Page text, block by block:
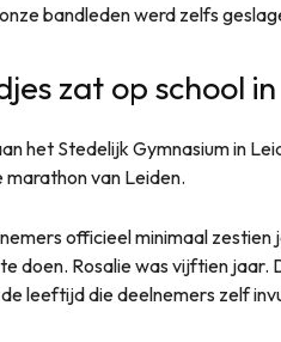
bandleden werd zelfs
zat op school
het Stedelijk Gymnasium in
marathon van Leiden.
officieel minimaal zestien
doen. Rosalie was vijftien
leeftijd die deelnemers zelf